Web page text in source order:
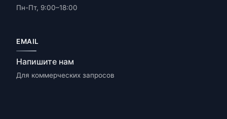
Пн-Пт, 9:00–18:00
EMAIL
Напишите нам
Для коммерческих запросов